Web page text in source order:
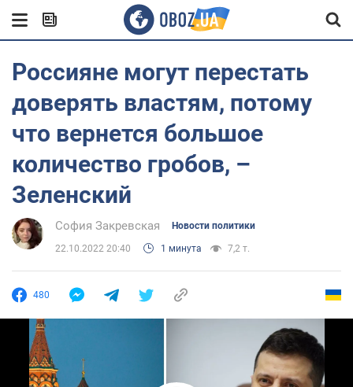
Россияне могут перестать
доверять властям, потому
что вернется большое
количество гробов, –
Зеленский
София Закревская Новости политики
22.10.2022 20:40 1 минута 7,2 т.
480